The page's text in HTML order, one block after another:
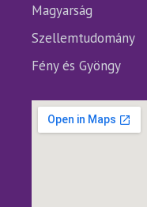
Magyarság
Szellemtudomány
Fény és Gyöngy